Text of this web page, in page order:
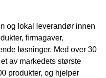
og lokal leverandør innen
firmagaver,
løsninger. Med over 30
av markedets største
produkter, og hjelper